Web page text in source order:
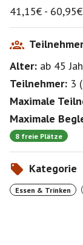
Mit
- 50% Rabatt
Wer Hilfe beim
bitte melden.
Kategorie
1 : 56,00€
2: 48,30€
3: 41,15€
41,15€ -
Alter: ab 45
Teilnehmer: 3 (
Maximale
Maximale
8 freie Plätze
Kategorie
Essen & Trinken